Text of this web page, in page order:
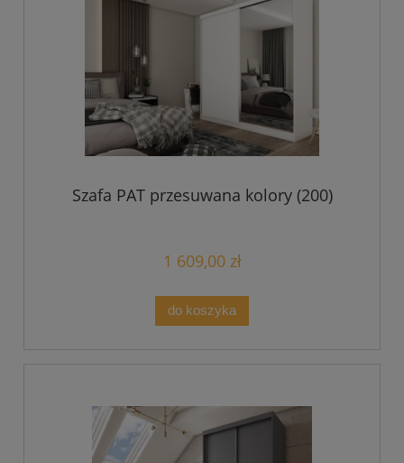
Szafa PAT przesuwana kolory (200)
1 609,00 zł
do koszyka